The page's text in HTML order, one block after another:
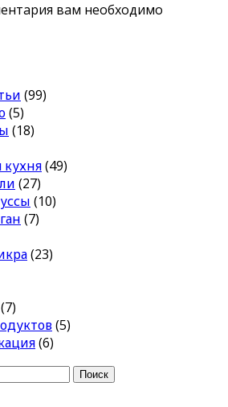
вам необходимо
(99)
(5)
(18)
кухня(49)
(27)
(10)
(7)
(23)
(7)
(5)
(6)